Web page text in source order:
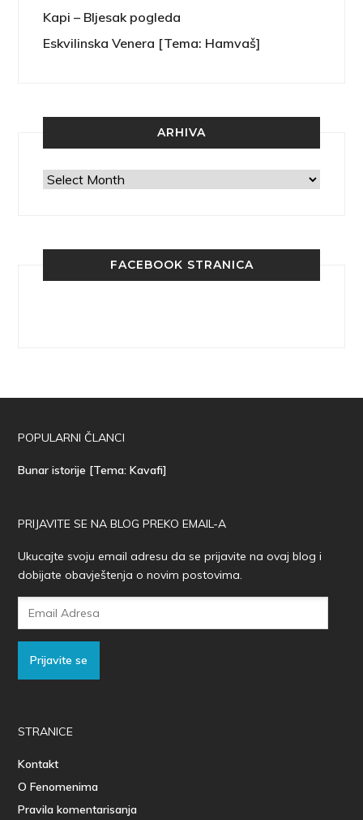
Kapi – Bljesak pogleda
Eskvilinska Venera [Tema: Hamvaš]
ARHIVA
Arhiva
FACEBOOK STRANICA
POPULARNI ČLANCI
Bunar istorije [Tema: Kavafi]
PRIJAVITE SE NA BLOG PREKO EMAIL-A
Ukucajte svoju email adresu da se prijavite na ovaj blog i
dobijate obavještenja o novim postovima.
Prijavite se
STRANICE
Kontakt
O Fenomenima
Pravila komentarisanja